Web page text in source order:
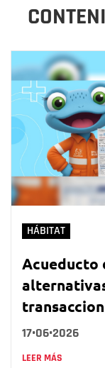
HÁBITAT
Acueducto
17•06•2026
LEER MÁS